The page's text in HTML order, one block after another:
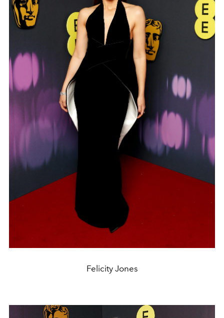
Felicity Jones